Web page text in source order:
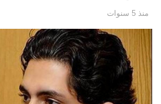
منذ 5 سنوات